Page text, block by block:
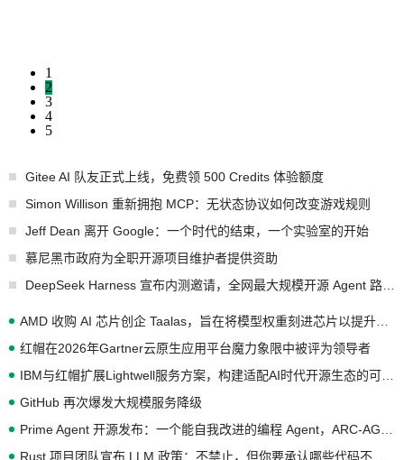
1
2
3
4
5
Gitee AI 队友正式上线，免费领 500 Credits 体验额度
Simon Willison 重新拥抱 MCP：无状态协议如何改变游戏规则
Jeff Dean 离开 Google：一个时代的结束，一个实验室的开始
慕尼黑市政府为全职开源项目维护者提供资助
红帽在2026年Gartner云原生应用平台魔力象限中被评为领导者
GitHub 再次爆发大规模服务降级